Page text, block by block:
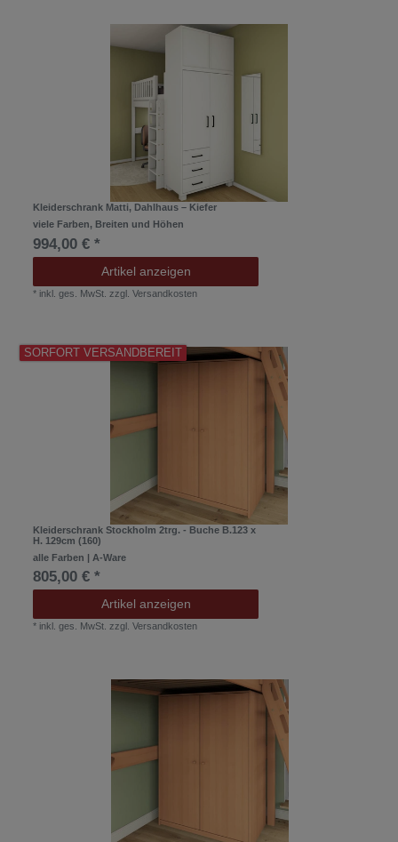
Kleiderschrank Matti, Dahlhaus – Kiefer
viele Farben, Breiten und Höhen
994,00 € *
Artikel anzeigen
* inkl. ges. MwSt. zzgl.Versandkosten
SORFORT VERSANDBEREIT
Kleiderschrank Stockholm 2trg. - Buche B.123 x
H. 129cm (160)
alle Farben | A-Ware
805,00 € *
Artikel anzeigen
* inkl. ges. MwSt. zzgl.Versandkosten